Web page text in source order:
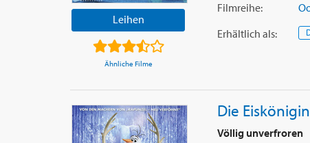
Leihen
Ähnliche Filme
Filmreihe:
Erhältlich als:
Die Eiskönigin
Völlig unverfroren